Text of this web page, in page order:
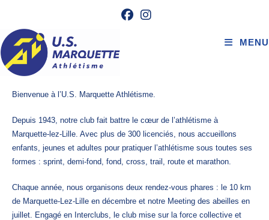
MENU
Bienvenue à l’U.S. Marquette Athlétisme.
Depuis 1943, notre club fait battre le cœur de l’athlétisme à
Marquette-lez-Lille. Avec plus de 300 licenciés, nous accueillons
enfants, jeunes et adultes pour pratiquer l’athlétisme sous toutes ses
formes : sprint, demi-fond, fond, cross, trail, route et marathon.
Chaque année, nous organisons deux rendez-vous phares : le 10 km
de Marquette-Lez-Lille en décembre et notre Meeting des abeilles en
juillet. Engagé en Interclubs, le club mise sur la force collective et